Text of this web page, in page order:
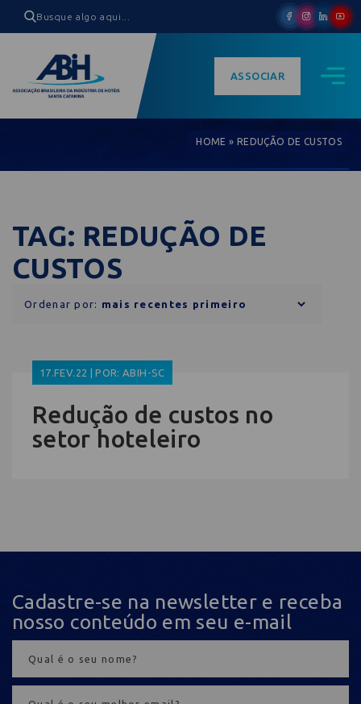
ASSOCIAR
HOME » REDUÇÃO DE CUSTOS
TAG: REDUÇÃO DE
CUSTOS
Ordenar por:
17.FEV.22 | POR: ABIH-SC
Redução de custos no
setor hoteleiro
Cadastre-se na newsletter e receba
nosso conteúdo em seu e-mail